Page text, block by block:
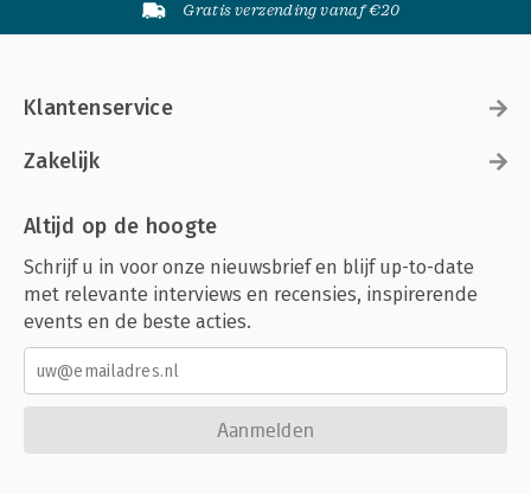
Gratis verzending vanaf €20
Klantenservice
Zakelijk
Altijd op de hoogte
Schrijf u in voor onze nieuwsbrief en blijf up-to-date
met relevante interviews en recensies, inspirerende
events en de beste acties.
Aanmelden